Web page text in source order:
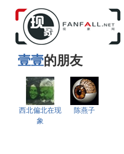
壹壹的朋友
西北偏北在现
象
陈燕子